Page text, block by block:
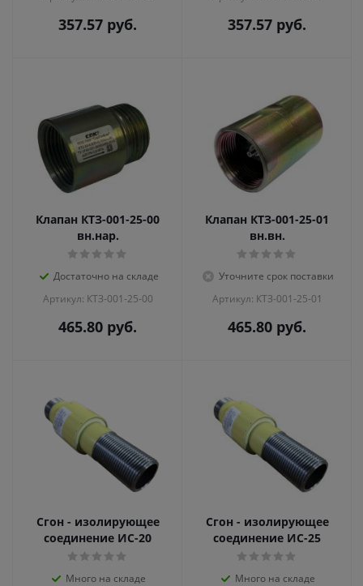
357.57 руб. 357.57 руб.
Клапан КТЗ-001-25-00
вн.нар.
Достаточно на складе
Артикул: КТЗ-001-25-00
465.80 руб.
Клапан КТЗ-001-25-01
вн.вн.
Уточните срок поставки
Артикул: КТЗ-001-25-01
465.80 руб.
Сгон - изолирующее
соединение ИС-20
Много на складе
Сгон - изолирующее
соединение ИС-25
Много на складе